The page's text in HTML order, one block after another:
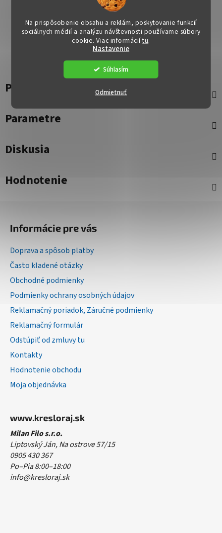
Na prispôsobenie obsahu a reklám, poskytovanie funkcií
sociálnych médií a analýzu návštevnosti používame súbory
cookie. Viac informáciítu.
Nastavenie
Odmietnuť
Súhlasím
Popis
Parametre
Diskusia
Hodnotenie
Informácie pre vás
Doprava a spôsob platby
Často kladené otázky
Obchodné podmienky
Podmienky ochrany osobných údajov
Reklamačný poriadok, Záručné podmienky
Reklamačný formulár
Odstúpiť od zmluvy tu
Kontakty
Hodnotenie obchodu
Moja objednávka
www.kresloraj.sk
Milan Filo s.r.o.
Liptovský Ján, Na ostrove 57/15
0905 430 367
Po–Pia 8:00–18:00
info@kresloraj.sk